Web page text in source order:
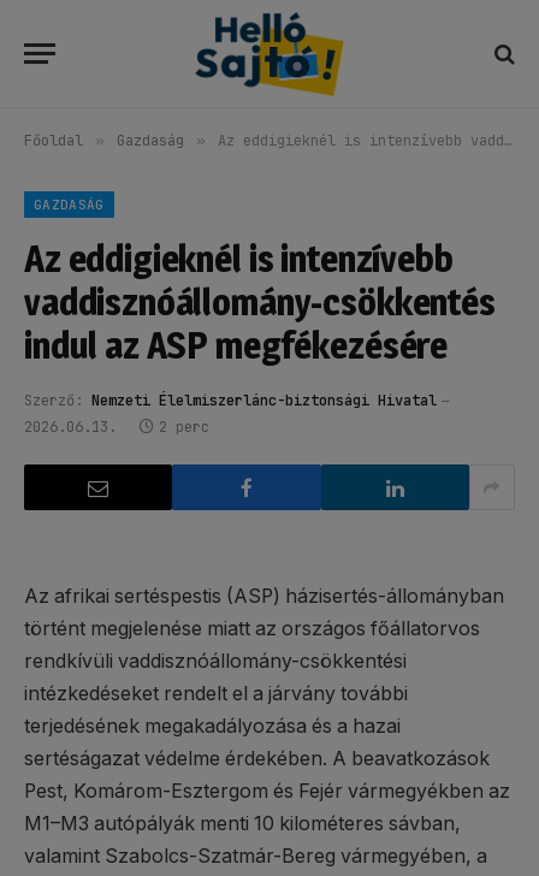
Főoldal » Gazdaság » Az eddigieknél is intenzívebb vaddisznóállomány-csökkentés indul az ASP megfékezésére
GAZDASÁG
Az eddigieknél is intenzívebb
vaddisznóállomány-csökkentés
indul az ASP megfékezésére
Szerző: Nemzeti Élelmiszerlánc-biztonsági Hivatal
2026.06.13.
2 perc
Az afrikai sertéspestis (ASP) házisertés-állományban
történt megjelenése miatt az országos főállatorvos
rendkívüli vaddisznóállomány-csökkentési
intézkedéseket rendelt el a járvány további
terjedésének megakadályozása és a hazai
sertéságazat védelme érdekében. A beavatkozások
Pest, Komárom-Esztergom és Fejér vármegyékben az
M1–M3 autópályák menti 10 kilométeres sávban,
valamint Szabolcs-Szatmár-Bereg vármegyében, a